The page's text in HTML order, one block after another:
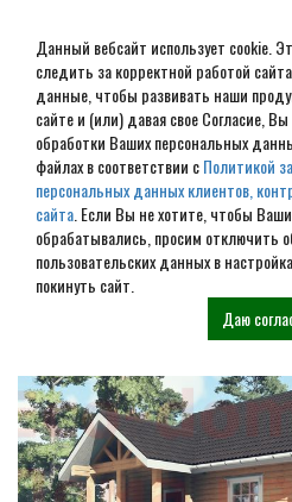
Данный вебсайт использует cookie.
следить за корректной работой
данные, чтобы развивать наши
сайте и (или) давая свое Согласие,
обработки Ваших персональных
файлах в соответствии сПолитикой
персональных данных клиентов,
сайта . Если Вы не хотите, чтобы
обрабатывались, просим отключить
пользовательских данных в
покинуть сайт.
Даю
усадку в Орле
Наши проекты